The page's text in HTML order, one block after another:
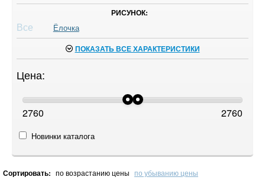
РИСУНОК:
Все Ёлочка
ПОКАЗАТЬ ВСЕ ХАРАКТЕРИСТИКИ
Цена:
2760 2760
Новинки каталога
Сортировать: по возрастанию цены по убыванию цены